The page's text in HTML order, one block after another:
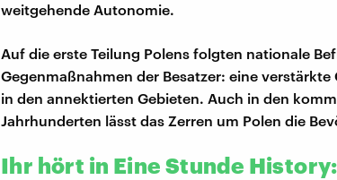
weitgehende Autonomie.
Auf die erste Teilung Polens folgten nationale
Gegenmaßnahmen der Besatzer: eine
in den annektierten Gebieten. Auch in den
Jahrhunderten lässt das Zerren um Polen die
Ihr hört in Eine Stunde History: